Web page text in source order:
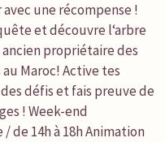
une récompense !
et découvre l‘arbre
propriétaire des
Maroc! Active tes
défis et fais preuve de
! Week-end
de 14h à 18h Animation